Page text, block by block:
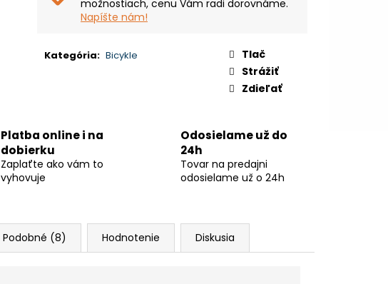
možnostiach, cenu Vám radi dorovnáme.
Napíšte nám!
Kategória: Bicykle
Tlač
Strážiť
Zdieľať
Platba online i na
dobierku
Zaplaťte ako vám to
vyhovuje
Odosielame už do
24h
Tovar na predajni
odosielame už o 24h
Podobné (8) Hodnotenie Diskusia